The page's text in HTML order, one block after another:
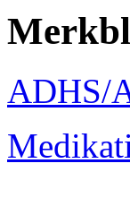
ADHS/